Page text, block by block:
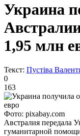
Украина
1,95 млн
Текст: Пустіва
0
163
Фото: pixabay.com
Австралия передала
гуманитарной